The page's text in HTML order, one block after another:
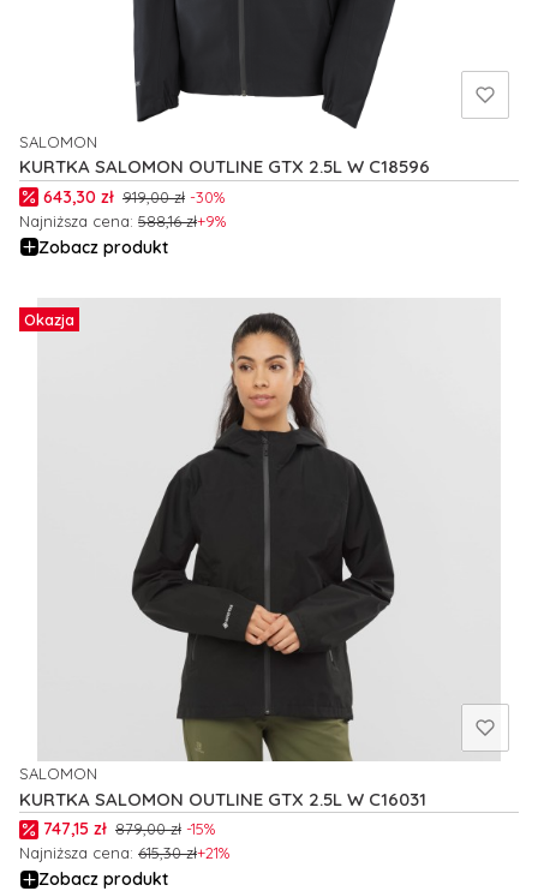
KURTKA SALOMON OUTLINE GTX 2.5L W C18596
PRODUCENT
SALOMON
Cena promocyjna
643,30 zł 919,00 zł -30%
Najniższa cena: 588,16 zł+9%
Zobacz produkt
Okazja
KURTKA SALOMON OUTLINE GTX 2.5L W C16031
PRODUCENT
SALOMON
Cena promocyjna
747,15 zł 879,00 zł -15%
Najniższa cena: 615,30 zł+21%
Zobacz produkt